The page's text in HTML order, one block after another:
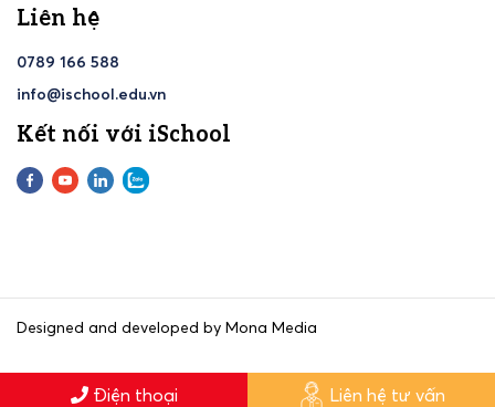
Liên hệ
0789 166 588
info@ischool.edu.vn
Kết nối với iSchool
Designed and developed by Mona Media
Điện thoại Liên hệ tư vấn